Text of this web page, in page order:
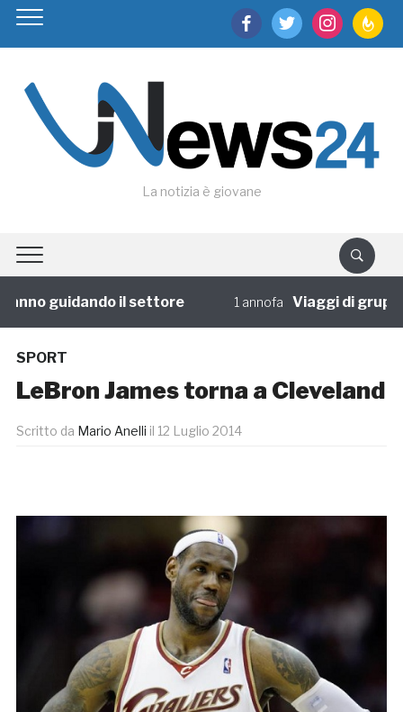
facebooktwitter instagram
La notizia è giovane
guidando il settore 1 annofa Viaggi di gruppo:
SPORT
LeBron James torna a Cleveland
Scritto da Mario Anelli il 12 Luglio 2014